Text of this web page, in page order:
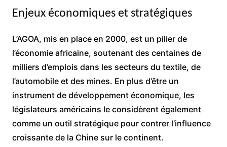
Enjeux économiques et stratégiques
L’AGOA, mis en place en 2000, est un pilier de
l’économie africaine, soutenant des centaines de
milliers d’emplois dans les secteurs du textile, de
l’automobile et des mines. En plus d’être un
instrument de développement économique, les
législateurs américains le considèrent également
comme un outil stratégique pour contrer l’influence
croissante de la Chine sur le continent.